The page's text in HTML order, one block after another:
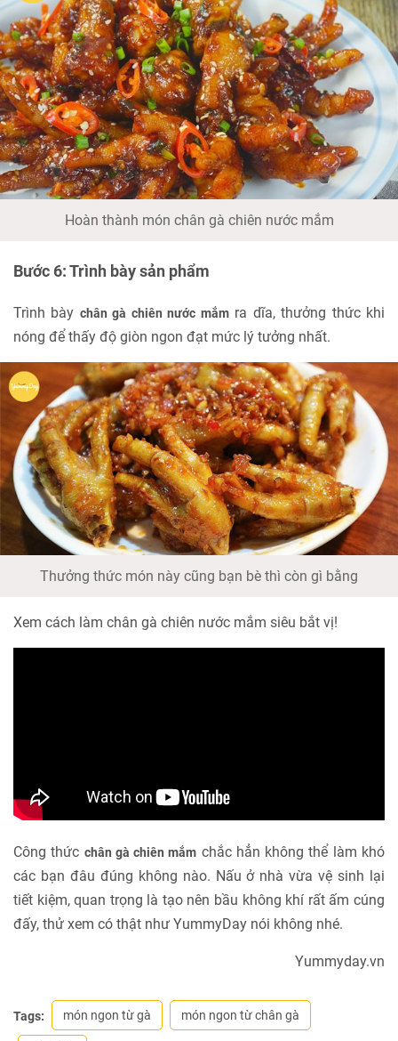
Hoàn thành món chân gà chiên nước mắm
Bước 6: Trình bày sản phẩm
Trình bày chân gà chiên nước mắmra dĩa, thưởng thức khi
nóng để thấy độ giòn ngon đạt mức lý tưởng nhất.
Thưởng thức món này cũng bạn bè thì còn gì bằng
Xem cách làm chân gà chiên nước mắm siêu bắt vị!
Công thức chân gà chiên mắm chắc hẳn không thể làm khó
các bạn đâu đúng không nào. Nấu ở nhà vừa vệ sinh lại
tiết kiệm, quan trọng là tạo nên bầu không khí rất ấm cúng
đấy, thử xem có thật như YummyDay nói không nhé.
Yummyday.vn
Tags: món ngon từ gà món ngon từ chân gà